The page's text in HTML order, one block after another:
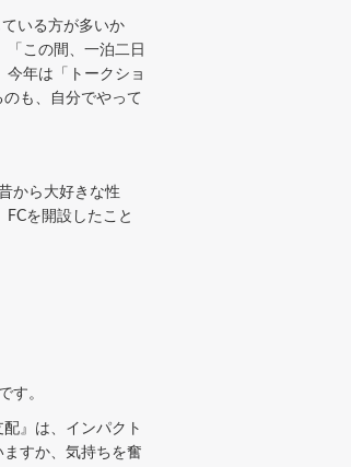
いる方が多いか
この間、一泊二日
年は「トークショ
も、自分でやって
から大好きな性
を開設したこと
す。
』は、インパクト
すか、気持ちを奮